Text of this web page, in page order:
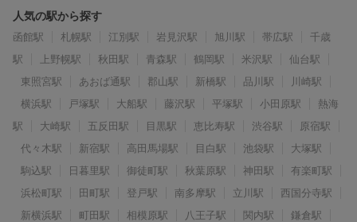
人気の駅から探す
函館駅 札幌駅 江別駅 岩見沢駅 旭川駅 帯広駅
千歳
駅
上野幌駅 秋田駅 青森駅 鶴岡駅 米沢駅
仙台駅
東照宮駅
あおば通駅 郡山駅 新橋駅 品川駅
川崎駅
横浜駅
戸塚駅 大船駅 藤沢駅 平塚駅 小田原駅
熱海
駅
大崎駅 五反田駅 目黒駅 恵比寿駅 渋谷駅
原宿駅
代々木駅
新宿駅 高田馬場駅 目白駅 池袋駅
大塚駅
駒込駅
日暮里駅 御徒町駅 秋葉原駅 神田駅
有楽町駅
浜松町駅
田町駅 登戸駅 南多摩駅 立川駅
西国分寺駅
新横浜駅
町田駅 相模原駅 八王子駅 関内駅
鎌倉駅